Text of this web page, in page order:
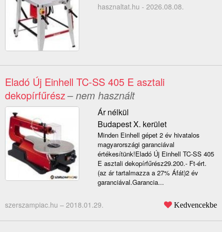
hasznaltat.hu - 2026.08.08.
Eladó Új Einhell TC-SS 405 E asztali
dekopírfűrész– nem használt
Ár nélkül
Budapest X. kerület
Minden Einhell gépet 2 év hivatalos
magyarországi garanciával
értékesítünk!Eladó Új Einhell TC-SS 405
E asztali dekopírfűrész29.200.- Ft-ért.
(az ár tartalmazza a 27% Áfát)2 év
garanciával.Garancia...
szerszampiac.hu – 2018.01.29. Kedvencekbe